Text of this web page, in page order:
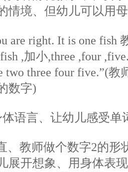
情境、但幼儿可以用
right. It is one fish
,加小,three ,four
two three four five.”(
数字)
言、让幼儿感受单
教师做个数字2的形
展开想象、用身体表